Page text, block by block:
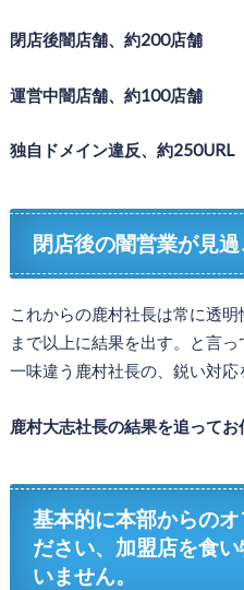
閉店後闇店舗、約200店舗
運営中闇店舗、約100店舗
独自ドメイン違反、約250URL
閉店後の闇営業が見過
これからの鹿村社長は常に透
まで以上に結果を出す。と言
一味違う鹿村社長の、鋭い対応
鹿村大志社長の結果を追ってお
基本的に本部からの
ださい、加盟店を食
いません。